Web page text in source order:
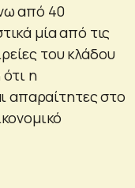
από 40
μία από τις
του κλάδου
η
απαραίτητες στο